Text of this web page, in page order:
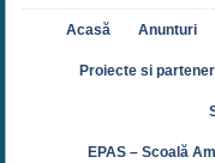
Acasă Anunturi
Proiecte si
EPAS – Scoală